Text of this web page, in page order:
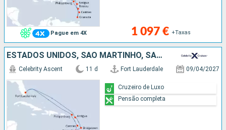
Pague em 4X 1 097 € +Taxas
ESTADOS UNIDOS, SÃO MARTINHO, SANTA LÚCIA, GRENADA, BARBADOS, ANTÍGUA E BARBUDA
Celebrity Ascent 11 d Fort Lauderdale 09/04/2027
Cruzeiro de Luxo
Pensão completa